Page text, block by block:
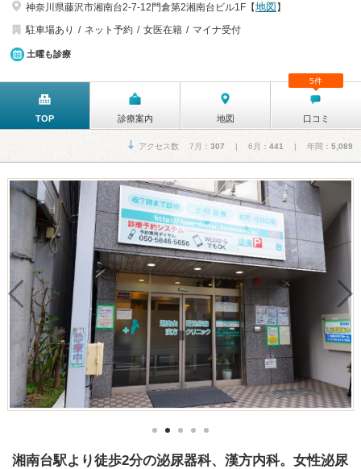
神奈川県藤沢市湘南台2-7-12門倉第2湘南台ビル1F【地図 】
駐車場あり
ネット予約 女医在籍 マイナ受付
土曜も診療
TOP 診療案内 地図 口コミ
5件
アクセス数 7月： 307 | 6月： 441 | 年間： 5,089
湘南台駅より徒歩2分の泌尿器科、漢方内科。女性泌尿